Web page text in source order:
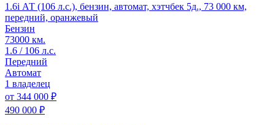
1.6i АТ (106 л.с.), бензин, автомат, хэтчбек 5д., 73 000 км,
передний, оранжевый
Бензин
73000 км.
1.6 / 106 л.с.
Передний
Автомат
1 владелец
от 344 000 ₽
490 000 ₽